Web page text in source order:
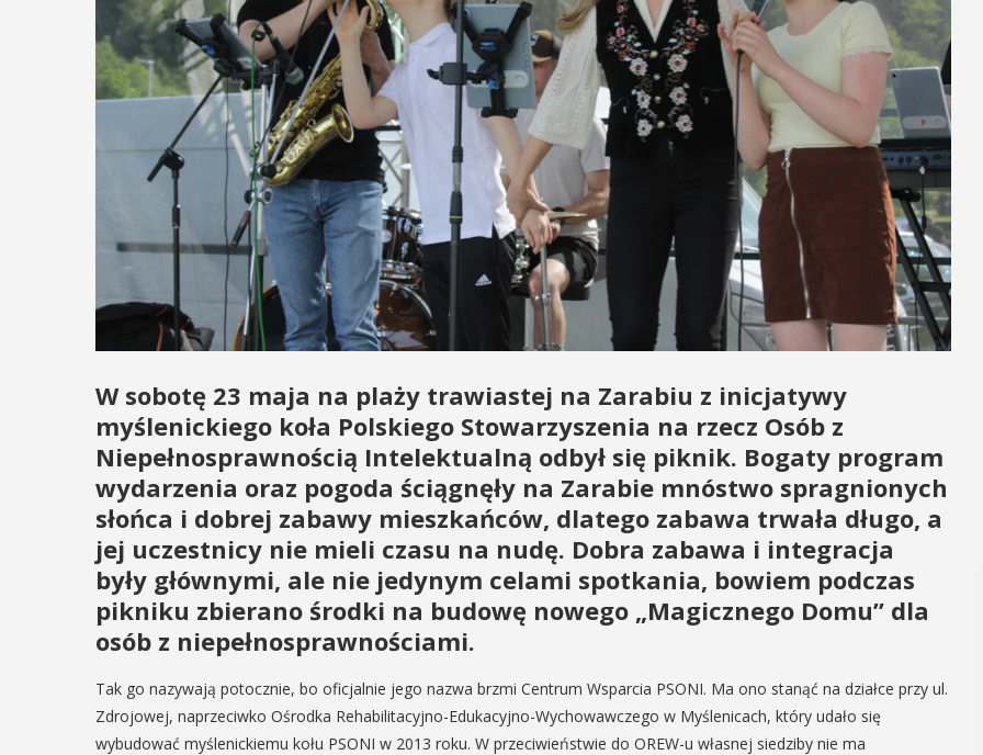
W sobotę 23 maja na plaży trawiastej na Zarabiu z inicjatywy
myślenickiego koła Polskiego Stowarzyszenia na rzecz Osób z
Niepełnosprawnością Intelektualną odbył się piknik. Bogaty program
wydarzenia oraz pogoda ściągnęły na Zarabie mnóstwo spragnionych
słońca i dobrej zabawy mieszkańców, dlatego zabawa trwała długo, a
jej uczestnicy nie mieli czasu na nudę. Dobra zabawa i integracja
były głównymi, ale nie jedynym celami spotkania, bowiem podczas
pikniku zbierano środki na budowę nowego „Magicznego Domu” dla
osób z niepełnosprawnościami.
Tak go nazywają potocznie, bo oficjalnie jego nazwa brzmi Centrum Wsparcia PSONI. Ma ono stanąć na działce przy ul.
Zdrojowej, naprzeciwko Ośrodka Rehabilitacyjno-Edukacyjno-Wychowawczego w Myślenicach, który udało się
wybudować myślenickiemu kołu PSONI w 2013 roku. W przeciwieństwie do OREW-u własnej siedziby nie ma